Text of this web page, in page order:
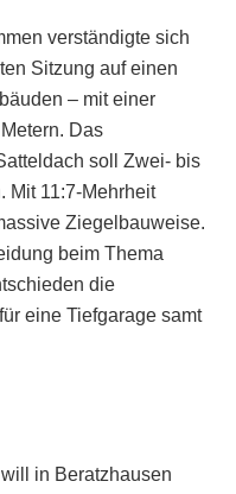
verständigte sich
Sitzung auf einen
– mit einer
Das
soll Zwei- bis
Mit 11:7-Mehrheit
Ziegelbauweise.
beim Thema
die
eine Tiefgarage samt
in Beratzhausen